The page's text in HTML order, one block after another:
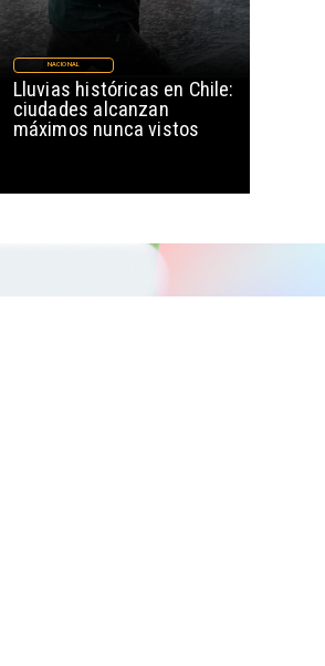
Lluvias históricas en Chile:
ciudades alcanzan
máximos nunca vistos
NACIONAL